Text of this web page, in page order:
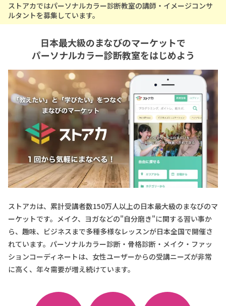
ストアカではパーソナルカラー診断教室の講師・イメージコンサ
ルタントを募集しています。
日本最大級のまなびのマーケットで
パーソナルカラー診断教室をはじめよう
ストアカは、累計受講者数150万人以上の日本最大級のまなびのマ
ーケットです。メイク、ヨガなどの"自分磨き"に関する習い事か
ら、趣味、ビジネスまで多種多様なレッスンが日本全国で開催さ
れています。パーソナルカラー診断・骨格診断・メイク・ファッ
ションコーディネートは、女性ユーザーからの受講ニーズが非常
に高く、年々需要が増え続けています。